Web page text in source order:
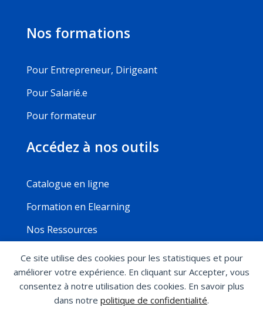
Ce site utilise des cookies pour les statistiques et pour
améliorer votre expérience. En cliquant sur Accepter, vous
consentez à notre utilisation des cookies. En savoir plus
dans notre politique de confidentialité.
Nos formations
Pour Entrepreneur, Dirigeant
Pour Salarié.e
Pour formateur
Accédez à nos outils
Catalogue en ligne
Formation en Elearning
Nos Ressources
Mentions légales Politique de confidentialité
Conditions générales de ventesRèglement
intérieurModalité d’accès aux formations